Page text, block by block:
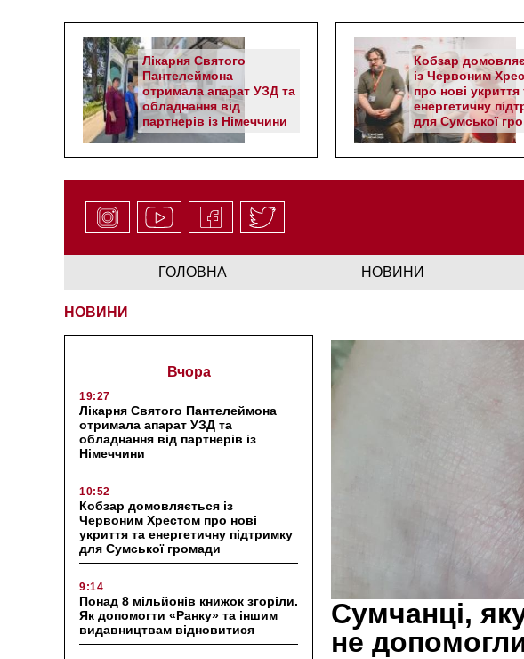
Лікарня Святого
Пантелеймона
отримала апарат УЗД та
обладнання від
партнерів із Німеччини
Кобзар
із Червоним
про нові укриття
енергетичну
для Сумської
ГОЛОВНА НОВИНИ
НОВИНИ
Вчора
19:27
Лікарня Святого Пантелеймона
отримала апарат УЗД та
обладнання від партнерів із
Німеччини
10:52
Кобзар домовляється із
Червоним Хрестом про нові
укриття та енергетичну підтримку
для Сумської громади
9:14
Понад 8 мільйонів книжок згоріли.
Як допомогти «Ранку» та іншим
видавництвам відновитися
Сумчанці,
не допомогли